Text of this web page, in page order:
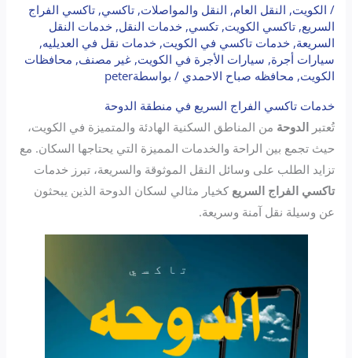
/ الكويت, النقل العام, النقل والمواصلات,تاكسي,تاكسي الفراج
السريع,تاكسي الكويت,تكسي,خدمات النقل,خدمات النقل
السريعة,خدمات تاكسي في الكويت,خدمات نقل في العديليه,
سيارات أجرة, سيارات الأجرة في الكويت,غير مصنف, محافظات
الكويت, محافظه صباح الاحمدي / بواسطةpeter
خدمات تاكسي الفراج السريع في منطقة الدوحة
تُعتبرالدوحة من المناطق السكنية الهادئة والمتميزة في الكويت،
حيث تجمع بين الراحة والخدمات المميزة التي يحتاجها السكان. مع
تزايد الطلب على وسائل النقل الموثوقة والسريعة، تبرز خدمات
تاكسي الفراج السريع كخيار مثالي لسكان الدوحة الذين يبحثون
عن وسيلة نقل آمنة وسريعة.